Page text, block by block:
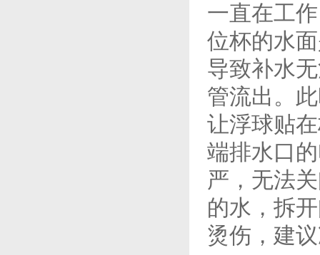
一直在工
位杯的水
导致补水
管流出。
让浮球贴
端排水口
严，无法
的水，拆
烫伤，建